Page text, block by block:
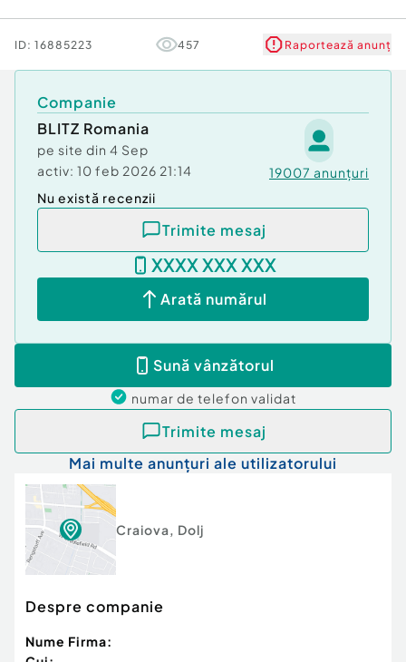
Apă
Număr niveluri imobil 1
ID: 16885223 457 Raportează anunț
Companie
BLITZ Romania
pe site din 4 Sep
activ: 10 feb 2026 21:14 19007 anunțuri
Nu există recenzii
Trimite mesaj
XXXX XXX XXX
Arată numărul
Sună vânzătorul
numar de telefon validat
Trimite mesaj
Mai multe anunțuri ale utilizatorului
Craiova, Dolj
Despre companie
Nume Firma: